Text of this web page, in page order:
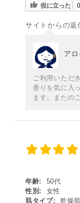
役に立った 0
サイトからの返
ア
ご利用いただ
香りを気に入
ます。またの
年齢:
50代
性別:
女性
肌タイプ:
乾燥肌